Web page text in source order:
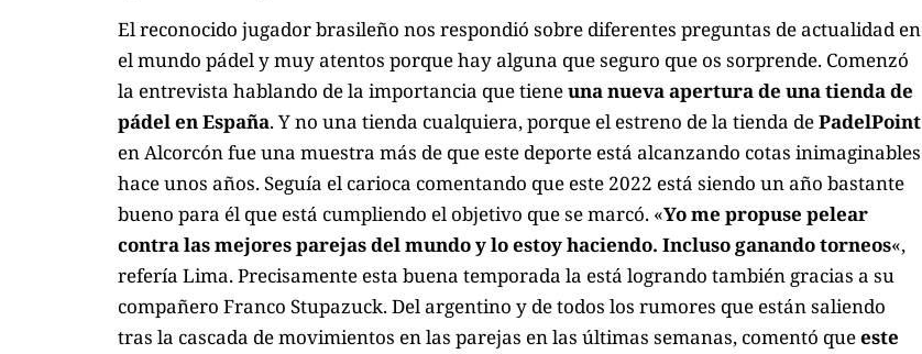
El reconocido jugador brasileño nos respondió sobre diferentes preguntas de actualidad en
el mundo pádel y muy atentos porque hay alguna que seguro que os sorprende. Comenzó
la entrevista hablando de la importancia que tieneuna nueva apertura de una tienda de
pádel en España. Y no una tienda cualquiera, porque el estreno de la tienda dePadelPoint
en Alcorcón fue una muestra más de que este deporte está alcanzando cotas inimaginables
hace unos años. Seguía el carioca comentando que este 2022 está siendo un año bastante
bueno para él que está cumpliendo el objetivo que se marcó. «Yo me propuse pelear
contra las mejores parejas del mundo y lo estoy haciendo. Incluso ganando torneos«,
refería Lima. Precisamente esta buena temporada la está logrando también gracias a su
compañero Franco Stupazuck. Del argentino y de todos los rumores que están saliendo
tras la cascada de movimientos en las parejas en las últimas semanas, comentó queeste